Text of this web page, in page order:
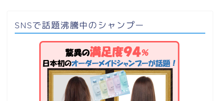
SNSで話題沸騰中のシャンプー